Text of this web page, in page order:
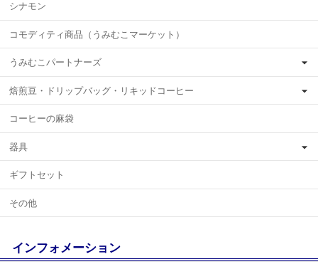
シナモン
コモディティ商品（うみむこマーケット）
うみむこパートナーズ
焙煎豆・ドリップバッグ・リキッドコーヒー
コーヒーの麻袋
器具
ギフトセット
その他
インフォメーション